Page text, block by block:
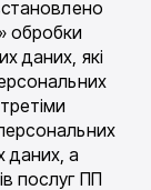
обробки
даних, які
даних, а
послуг ПП